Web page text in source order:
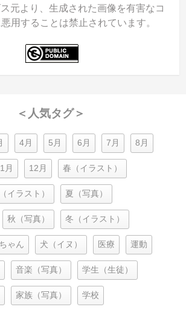
元より、生成された画像を有害なコ
用することは禁止されています。
＜人気タグ＞
4月 5月 6月 7月 8月
月 12月 春（イラスト）
イラスト） 夏（写真）
秋（写真） 冬（イラスト）
ゃん 犬（イヌ） 医療 運動
音楽（写真） 学生（生徒）
家族（写真） 学校